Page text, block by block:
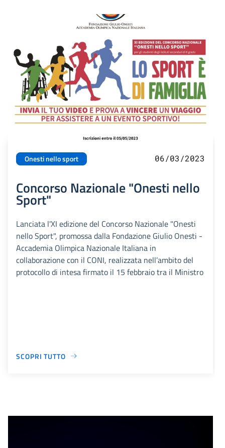
Onesti nello sport 06/03/2023
Concorso Nazionale "Onesti nello
Sport"
Lanciata l'XI edizione del Concorso Nazionale "Onesti
nello Sport", promossa dalla Fondazione Giulio Onesti -
Accademia Olimpica Nazionale Italiana in
collaborazione con il CONI, realizzata nell’ambito del
protocollo di intesa firmato il 15 febbraio tra il Ministro
SCOPRI TUTTO